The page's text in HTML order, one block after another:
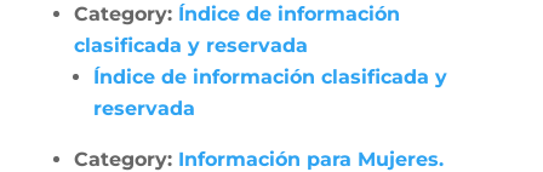
Category: Índice de información
clasificada y reservada
Índice de información clasificada y
reservada
Category: Información para Mujeres.